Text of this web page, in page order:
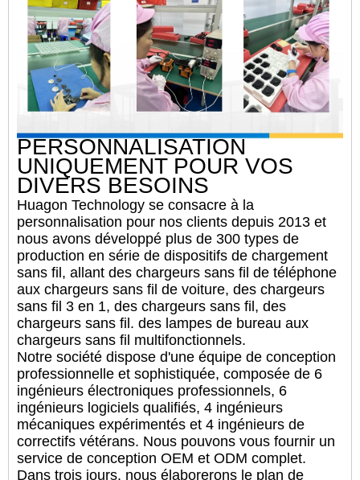
PERSONNALISATION
UNIQUEMENT POUR VOS
DIVERS BESOINS
Huagon Technology se consacre à la
personnalisation pour nos clients depuis 2013 et
nous avons développé plus de 300 types de
production en série de dispositifs de chargement
sans fil, allant des chargeurs sans fil de téléphone
aux chargeurs sans fil de voiture, des chargeurs
sans fil 3 en 1, des chargeurs sans fil, des
chargeurs sans fil. des lampes de bureau aux
chargeurs sans fil multifonctionnels.
Notre société dispose d'une équipe de conception
professionnelle et sophistiquée, composée de 6
ingénieurs électroniques professionnels, 6
ingénieurs logiciels qualifiés, 4 ingénieurs
mécaniques expérimentés et 4 ingénieurs de
correctifs vétérans. Nous pouvons vous fournir un
service de conception OEM et ODM complet.
Dans trois jours, nous élaborerons le plan de